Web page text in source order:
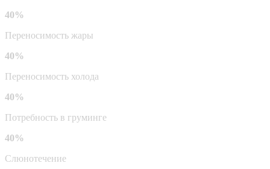
40%
Переносимость жары
40%
Переносимость холода
40%
Потребность в груминге
40%
Слюнотечение